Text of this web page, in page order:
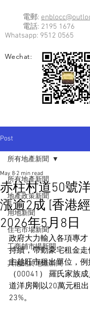
電郵:
電話: 2195 1676
Whatsapp: 9512 0565
Wechat:
Post
所有地產新聞
地產政策新聞
用地新聞
住宅市場新聞
工商舖市場新聞
其他關於地產新聞
所有地產新聞
赤柱村道50號
漲逾2成 [香港
2026年5月8日
May 8 2 min read
政府大力輸入各項專
持續，帶動豪宅租金
主趁旺市租出單位，
（00041） 羅氏家族
道洋房剛以20萬元租
23%。